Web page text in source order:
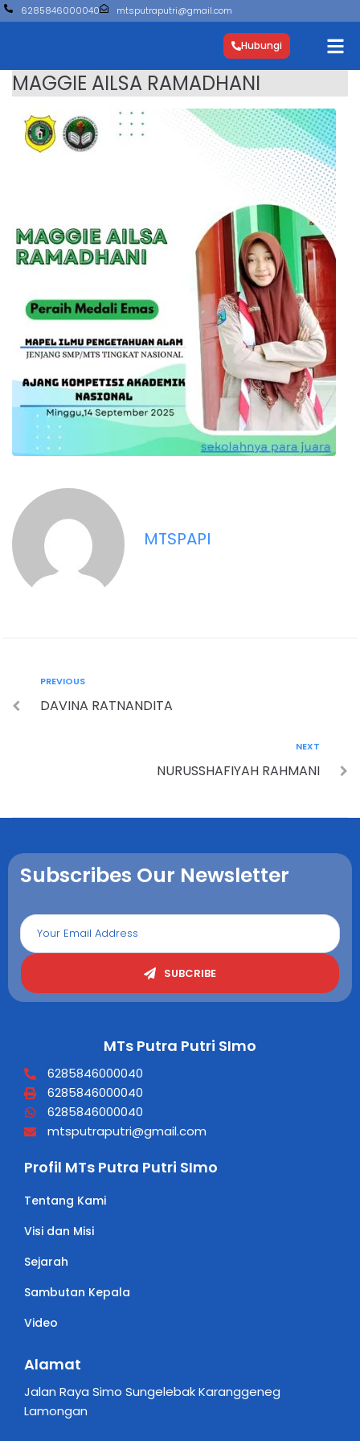
6285846000040 mtsputraputri@gmail.com
Hubungi
MAGGIE AILSA RAMADHANI
MTSPAPI
PREVIOUS
DAVINA RATNANDITA
NEXT
NURUSSHAFIYAH RAHMANI
Subscribes Our Newsletter
SUBCRIBE
MTs Putra Putri SImo
6285846000040
6285846000040
6285846000040
mtsputraputri@gmail.com
Profil MTs Putra Putri SImo
Tentang Kami
Visi dan Misi
Sejarah
Sambutan Kepala
Video
Alamat
Jalan Raya Simo Sungelebak Karanggeneg
Lamongan